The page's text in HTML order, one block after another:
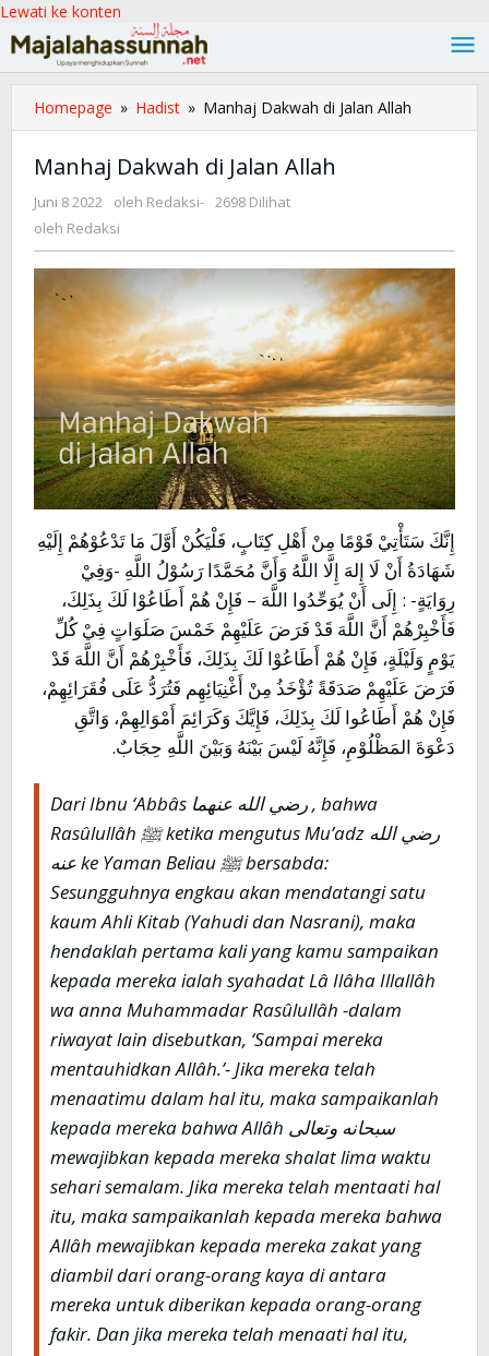
Lewati ke konten
Homepage » Hadist » Manhaj Dakwah di Jalan Allah
Manhaj Dakwah di Jalan Allah
Juni 8 2022 oleh Redaksi- 2698 Dilihat
oleh Redaksi
إِنَّكَ سَتَأْتِيْ قَوْمًا مِنْ أَهْلِ كِتَابٍ، فَلْيَكُنْ أَوَّلَ مَا تَدْعُوْهُمْ إِلَيْهِ
شَهَادَةُ أَنْ لَا إِلهَ إِلَّا اللَّهُ وَأَنَّ مُحَمَّدًا رَسُوْلُ اللَّهِ -وَفِيْ
رِوَايَةٍ- : إِلَى أَنْ يُوَحِّدُوا اللَّهَ – فَإِنْ هُمْ أَطَاعُوْا لَكَ بِذَلِكَ،
فَأَخْبِرْهُمْ أَنَّ اللَّهَ قَدْ فَرَضَ عَلَيْهِمْ خَمْسَ صَلَوَاتٍ فِيْ كُلِّ
يَوْمٍ وَلَيْلَةٍ، فَإِنْ هُمْ أَطَاعُوْا لَكَ بِذَلِكَ، فَأَخْبِرْهُمْ أَنَّ اللَّهَ قَدْ
فَرَضَ عَلَيْهِمْ صَدَقَةً تُؤْخَذُ مِنْ أَغْنِيَائِهِم فَتُرَدُّ عَلَى فُقَرَائِهِمْ،
فَإِنْ هُمْ أَطَاعُوا لَكَ بِذَلِكَ، فَإِيَّكَ وَكَرَائِمَ أَمْوَالِهِمْ، وَاتَّقِ
دَعْوَةَ المَظْلُوْمِ، فَإِنَّهُ لَيْسَ بَيْنَهُ وَبَيْنَ اللَّهِ حِجَابٌ.
Dari Ibnu ‘Abbâs رضي الله عنهما , bahwa
Rasûlullâh ﷺ ketika mengutus Mu’adz رضي الله
عنه ke Yaman Beliau ﷺ bersabda:
Sesungguhnya engkau akan mendatangi satu
kaum Ahli Kitab (Yahudi dan Nasrani), maka
hendaklah pertama kali yang kamu sampaikan
kepada mereka ialah syahadat Lâ Ilâha Illallâh
wa anna Muhammadar Rasûlullâh -dalam
riwayat lain disebutkan, ‘Sampai mereka
mentauhidkan Allâh.’- Jika mereka telah
menaatimu dalam hal itu, maka sampaikanlah
kepada mereka bahwa Allâh سبحانه وتعالى
mewajibkan kepada mereka shalat lima waktu
sehari semalam. Jika mereka telah mentaati hal
itu, maka sampaikanlah kepada mereka bahwa
Allâh mewajibkan kepada mereka zakat yang
diambil dari orang-orang kaya di antara
mereka untuk diberikan kepada orang-orang
fakir. Dan jika mereka telah menaati hal itu,